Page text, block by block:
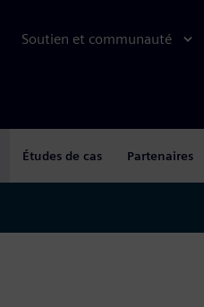
Soutien et communauté
Études de cas Partenaires